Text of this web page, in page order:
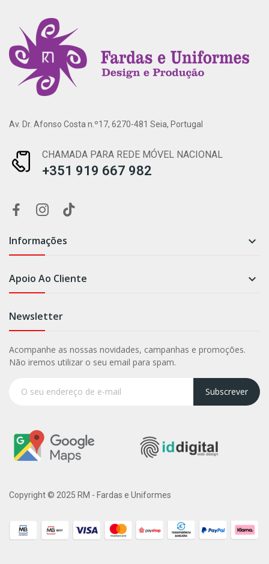
Av. Dr. Afonso Costa n.º17, 6270-481 Seia, Portugal
CHAMADA PARA REDE MÓVEL NACIONAL
+351 919 667 982
Informações 
Apoio Ao Cliente 
Newsletter
Acompanhe as nossas novidades, campanhas e promoções.
Não iremos utilizar o seu email para spam.
Subscrever
Copyright © 2025 RM - Fardas e Uniformes